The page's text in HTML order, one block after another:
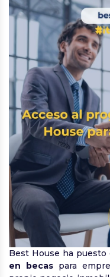
Best House ha
en becaspara